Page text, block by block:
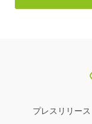
プレスリリース